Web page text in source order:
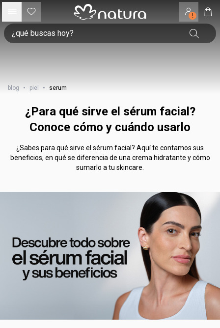
!
blog • piel • serum
¿Para qué sirve el sérum facial?
Conoce cómo y cuándo usarlo
¿Sabes para qué sirve el sérum facial? Aquí te contamos sus
beneficios, en qué se diferencia de una crema hidratante y cómo
sumarlo a tu skincare.